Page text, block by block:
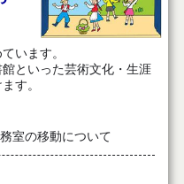
います。
といった芸術文化・生涯
す。
室の移動について